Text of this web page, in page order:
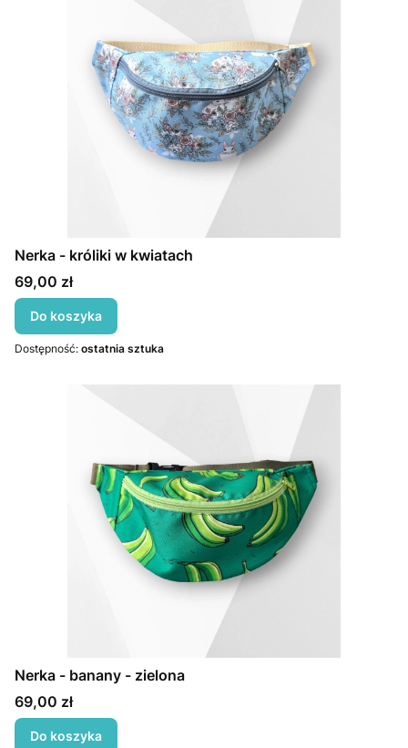
Nerka - króliki w kwiatach
Cena
69,00 zł
Do koszyka
Dostępność: ostatnia sztuka
Nerka - banany - zielona
Cena
69,00 zł
Do koszyka